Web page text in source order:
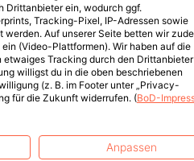
Drittanbieter ein, wodurch ggf.
Tracking-Pixel, IP-Adressen sowie
Auf unserer Seite betten wir
(Video-Plattformen). Wir haben auf die
Tracking durch den Drittanbieter
willigst du in die oben beschriebenen
(z. B. im Footer unter „Privacy-
für die Zukunft widerrufen. (BoD-
Anpassen